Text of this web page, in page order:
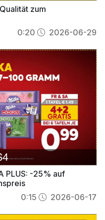
zum
0:20 2026-06-29
PLUS: -25% auf
0:15 2026-06-17